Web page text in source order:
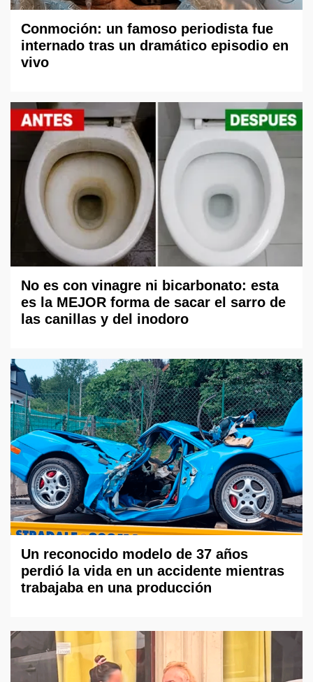
Conmoción: un famoso periodista fue
internado tras un dramático episodio en
vivo
No es con vinagre ni bicarbonato: esta
es la MEJOR forma de sacar el sarro de
las canillas y del inodoro
Un reconocido modelo de 37 años
perdió la vida en un accidente mientras
trabajaba en una producción